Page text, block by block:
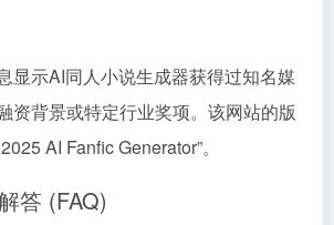
显示AI同人小说生成器获得过知名媒
资背景或特定行业奖项。该网站的版
AI Fanfic Generator”。
答 (FAQ)